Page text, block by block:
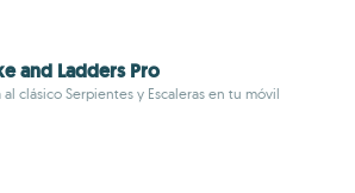
and Ladders Pro
al clásico Serpientes y Escaleras en tu móvil